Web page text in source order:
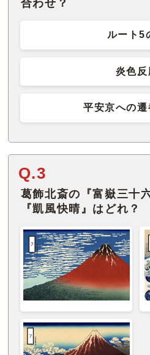
合わせ？
ルート5
炎色反
平安京への遷
Q.3
葛飾北斎の『富嶽三十
『凱風快晴』はどれ？